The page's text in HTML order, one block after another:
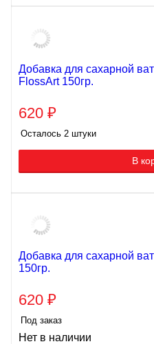
Добавка для сахарной
FlossArt 150гр.
620 ₽
Осталось 2 штуки
В
Добавка для сахарной
150гр.
620 ₽
Под заказ
Нет в наличии